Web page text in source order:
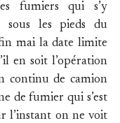
fumiers qui s’y
sous les pieds du
mai la date limite
en soit l’opération
continu de camion
de fumier qui s’est
l’instant on ne voit